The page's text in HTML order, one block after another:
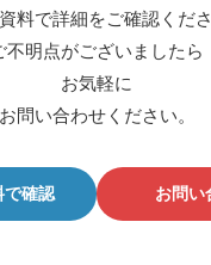
料で詳細をご確認くださ
不明点がございましたら
お気軽に
お問い合わせください。
で確認 お問い